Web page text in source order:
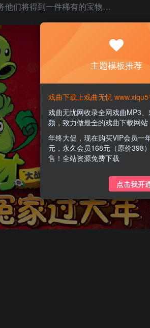
他们将得到一件稀有的宝物…
主题模板推荐
戏曲下载上戏曲无忧
戏曲无忧网收录全网戏曲MP3
频，致力做最全的戏曲下载网站
年终大促，现在购买VIP会员一
元，永久会员168元（原价398
售！全站资源免费下载
点击我开